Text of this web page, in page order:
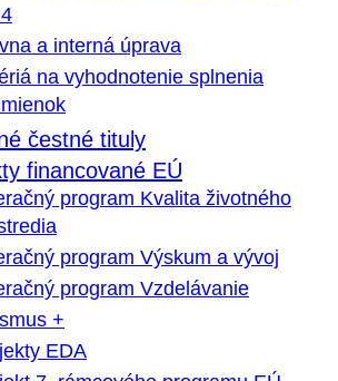
a interná úprava
na vyhodnotenie splnenia
čestné tituly
financované EÚ
program Kvalita životného
program Výskum a vývoj
program Vzdelávanie
+
EDA